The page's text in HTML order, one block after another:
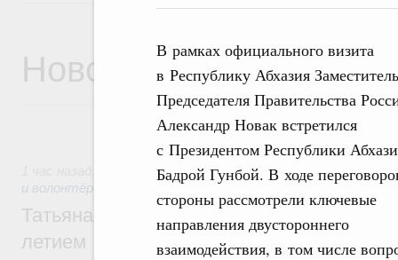
В рамках официального визита
в Республику Абхазия Заместитель
Председателя Правительства
Александр Новак встретился
с Президентом Республики
Бадрой Гунбой. В ходе
стороны рассмотрели ключевые
направления двустороннего
взаимодействия, в том числе
Новости
Социальные инновации. Некоммерческие
и волонтёрство. Благотворительность
Татьяна Голикова поздравила
летием